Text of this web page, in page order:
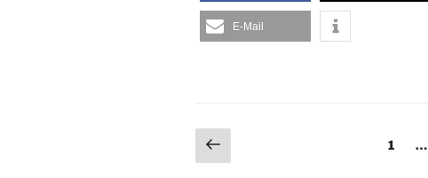
E-Mail
Seitennummerierung
Vorherige
Seite
Seite
1 …